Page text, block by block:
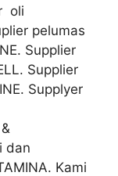
oli
pelumas
Supplier
Supplier
Supplyer
dan
Kami